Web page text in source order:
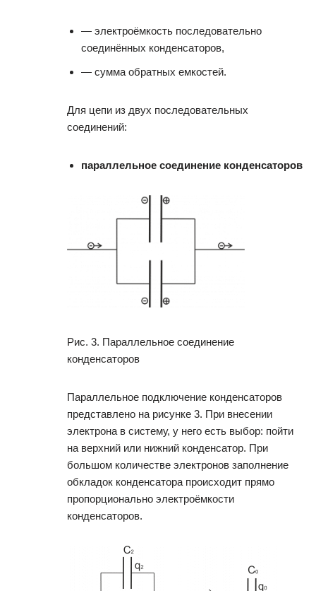
— электроёмкость последовательно
соединённых конденсаторов,
— сумма обратных емкостей.
Для цепи из двух последовательных
соединений:
параллельное соединение конденсаторов
Рис. 3. Параллельное соединение
конденсаторов
Параллельное подключение конденсаторов
представлено на рисунке 3. При внесении
электрона в систему, у него есть выбор: пойти
на верхний или нижний конденсатор. При
большом количестве электронов заполнение
обкладок конденсатора происходит прямо
пропорционально электроёмкости
конденсаторов.